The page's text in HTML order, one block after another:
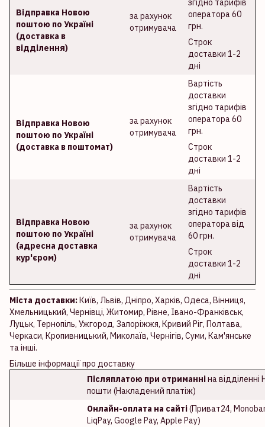
Відправка Новою
поштою по Україні
(доставка в
відділення)
за рахунок
отримувача
згідно тарифів
оператора 60
грн.
Строк
доставки 1-2
дні
Відправка Новою
поштою по Україні
(доставка в поштомат)
за рахунок
отримувача
Вартість
доставки
згідно тарифів
оператора 60
грн.
Строк
доставки 1-2
дні
Відправка Новою
поштою по Україні
(адресна доставка
кур'єром)
за рахунок
отримувача
Вартість
доставки
згідно тарифів
оператора від
60 грн.
Строк
доставки 1-2
дні
Міста доставки:Київ, Львів, Дніпро, Харків, Одеса, Вінниця,
Хмельницький, Чернівці, Житомир, Рівне, Івано-Франківськ,
Луцьк, Тернопіль, Ужгород, Запоріжжя, Кривий Ріг, Полтава,
Черкаси, Кропивницький, Миколаїв, Чернігів, Суми, Кам'янське
та інші.
Більше інформації про доставку
Післяплатою при отриманніна відділенні
пошти (Накладений платіж)
Онлайн-оплата на сайті(Приват24,
LiqPay, Google Pay, Apple Pay)